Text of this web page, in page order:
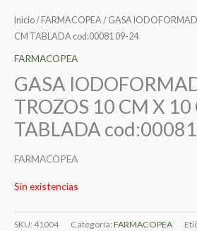
Inicio/ FARMACOPEA/ GASA
CM TABLADA cod:00081 09-24
FARMACOPEA
GASA
TROZOS 10 CM X 10
TABLADA
FARMACOPEA
Sin existencias
SKU: 41004 Categoría: FARMACOPEA